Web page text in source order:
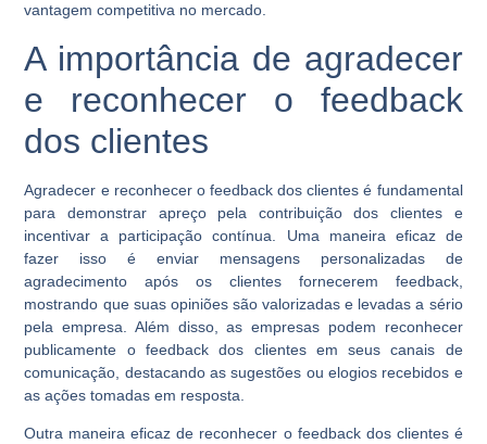
vantagem competitiva no mercado.
A importância de agradecer
e reconhecer o feedback
dos clientes
Agradecer e reconhecer o feedback dos clientes é fundamental
para demonstrar apreço pela contribuição dos clientes e
incentivar a participação contínua. Uma maneira eficaz de
fazer isso é enviar mensagens personalizadas de
agradecimento após os clientes fornecerem feedback,
mostrando que suas opiniões são valorizadas e levadas a sério
pela empresa. Além disso, as empresas podem reconhecer
publicamente o feedback dos clientes em seus canais de
comunicação, destacando as sugestões ou elogios recebidos e
as ações tomadas em resposta.
Outra maneira eficaz de reconhecer o feedback dos clientes é